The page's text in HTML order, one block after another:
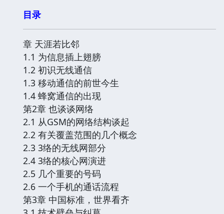
目录
章 天涯若比邻
1.1 为信息插上翅膀
1.2 初识无线通信
1.3 移动通信的前世今生
1.4 蜂窝通信的出现
第2章 也谈谈网络
2.1 从GSM的网络结构谈起
2.2 有关覆盖范围的几个概念
2.3 3络的无线网部分
2.4 3络的核心网演进
2.5 几个重要的号码
2.6 一个手机的通话流程
第3章 中国标准，世界看齐